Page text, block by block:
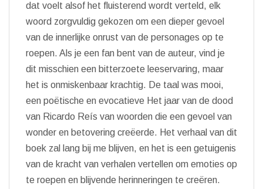
dat voelt alsof het fluisterend wordt verteld, elk
woord zorgvuldig gekozen om een dieper gevoel
van de innerlijke onrust van de personages op te
roepen. Als je een fan bent van de auteur, vind je
dit misschien een bitterzoete leeservaring, maar
het is onmiskenbaar krachtig. De taal was mooi,
een poëtische en evocatieve Het jaar van de dood
van Ricardo Reís van woorden die een gevoel van
wonder en betovering creëerde. Het verhaal van dit
boek zal lang bij me blijven, en het is een getuigenis
van de kracht van verhalen vertellen om emoties op
te roepen en blijvende herinneringen te creëren.